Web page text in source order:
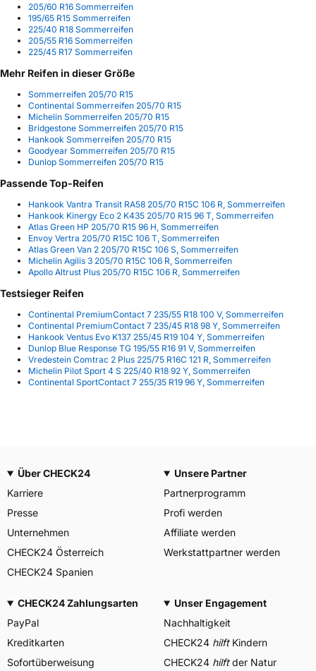
205/60 R16 Sommerreifen
195/65 R15 Sommerreifen
225/40 R18 Sommerreifen
205/55 R16 Sommerreifen
225/45 R17 Sommerreifen
Mehr Reifen in dieser Größe
Sommerreifen 205/70 R15
Continental Sommerreifen 205/70 R15
Michelin Sommerreifen 205/70 R15
Bridgestone Sommerreifen 205/70 R15
Hankook Sommerreifen 205/70 R15
Goodyear Sommerreifen 205/70 R15
Dunlop Sommerreifen 205/70 R15
Passende Top-Reifen
Hankook Vantra Transit RA58 205/70 R15C 106 R, Sommerreifen
Hankook Kinergy Eco 2 K435 205/70 R15 96 T, Sommerreifen
Atlas Green HP 205/70 R15 96 H, Sommerreifen
Envoy Vertra 205/70 R15C 106 T, Sommerreifen
Atlas Green Van 2 205/70 R15C 106 S, Sommerreifen
Michelin Agilis 3 205/70 R15C 106 R, Sommerreifen
Apollo Altrust Plus 205/70 R15C 106 R, Sommerreifen
Testsieger Reifen
Continental PremiumContact 7 235/55 R18 100 V, Sommerreifen
Continental PremiumContact 7 235/45 R18 98 Y, Sommerreifen
Hankook Ventus Evo K137 255/45 R19 104 Y, Sommerreifen
Dunlop Blue Response TG 195/55 R16 91 V, Sommerreifen
Vredestein Comtrac 2 Plus 225/75 R16C 121 R, Sommerreifen
Michelin Pilot Sport 4 S 225/40 R18 92 Y, Sommerreifen
Continental SportContact 7 255/35 R19 96 Y, Sommerreifen
Über CHECK24
Karriere
Presse
Unternehmen
CHECK24 Österreich
CHECK24 Spanien
Unsere Partner
Partnerprogramm
Profi werden
Affiliate werden
Werkstattpartner werden
CHECK24 Zahlungsarten
PayPal
Kreditkarten
Sofortüberweisung
Unser Engagement
Nachhaltigkeit
CHECK24 hilftKindern
CHECK24 hilftder Natur